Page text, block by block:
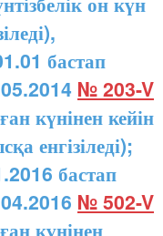
бастап
№ 203-V
күнінен кейін
енгізіледі);
бастап
№ 502-V
күнінен